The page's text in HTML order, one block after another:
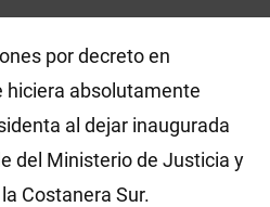
por decreto en
hiciera absolutamente
al dejar inaugurada
del Ministerio de Justicia y
Costanera Sur.